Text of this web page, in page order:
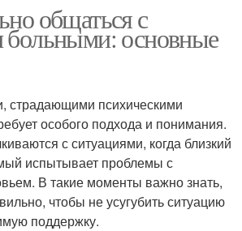
общаться с
больными: основные
страдающими психическими
особого подхода и понимания.
с ситуациями, когда близкий
испытывает проблемы с
В такие моменты важно знать,
чтобы не усугубить ситуацию
поддержку.